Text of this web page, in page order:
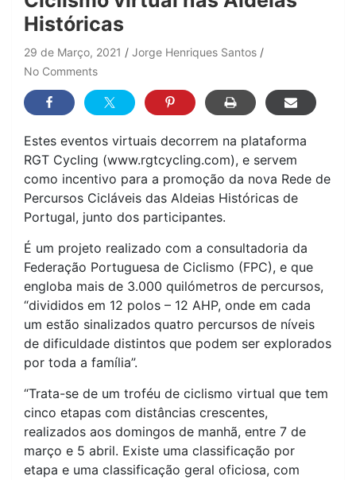
Históricas
29 de Março, 2021
Jorge Henriques Santos
No Comments
Estes eventos virtuais decorrem na plataforma
RGT Cycling (www.rgtcycling.com), e servem
como incentivo para a promoção da nova Rede de
Percursos Cicláveis das Aldeias Históricas de
Portugal, junto dos participantes.
É um projeto realizado com a consultadoria da
Federação Portuguesa de Ciclismo (FPC), e que
engloba mais de 3.000 quilómetros de percursos,
“divididos em 12 polos – 12 AHP, onde em cada
um estão sinalizados quatro percursos de níveis
de dificuldade distintos que podem ser explorados
por toda a família”.
“Trata-se de um troféu de ciclismo virtual que tem
cinco etapas com distâncias crescentes,
realizados aos domingos de manhã, entre 7 de
março e 5 abril. Existe uma classificação por
etapa e uma classificação geral oficiosa, com